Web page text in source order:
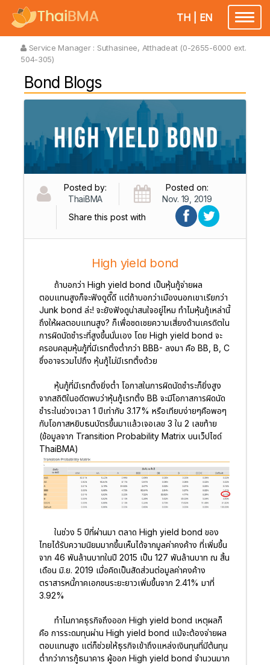
TH EN
Service Manager : Suthasinee, Atthadeat (0-2655-6000 ext.
504-305)
Bond Blogs
Posted by:
ThaiBMA
Posted on:
Nov. 19, 2019
Share this post with
High yield bond
ถ้าบอกว่า High yield bond เป็นหุ้นกู้จ่ายผล
ตอบแทนสูงก็จะฟังดูดี๊ดี แต่ถ้าบอกว่าเมืองนอกเขาเรียกว่า
Junk bond ล่ะ! จะยังฟังดูน่าสนใจอยู่ไหม ทำไมหุ้นกู้เหล่านี้
ถึงให้ผลตอบแทนสูง? ก็เพื่อชดเชยความเสี่ยงด้านเครดิตใน
การผิดนัดชำระที่สูงขึ้นนั่นเอง โดย High yield bond จะ
ครอบคลุมหุ้นกู้ที่มีเรทติ้งต่ำกว่า BBB- ลงมา คือ BB, B, C
ซึ่งอาจรวมไปถึง หุ้นกู้ไม่มีเรทติ้งด้วย
หุ้นกู้ที่มีเรทติ้งยิ่งต่ำ โอกาสในการผิดนัดชำระก็ยิ่งสูง
จากสถิติในอดีตพบว่าหุ้นกู้เรทติ้ง BB จะมีโอกาสการผิดนัด
ชำระในช่วงเวลา 1 ปีเท่ากับ 3.17% หรือเทียบง่ายๆคือพอๆ
กับโอกาสหยิบธนบัตรขึ้นมาแล้วเจอเลข 3 ใน 2 เลขท้าย
(ข้อมูลจาก Transition Probability Matrix บนเว็ปไซด์
ThaiBMA)
ในช่วง 5 ปีที่ผ่านมา ตลาด High yield bond ของ
ไทยได้รับความนิยมมากขึ้นเห็นได้จากมูลค่าคงค้าง ที่เพิ่มขึ้น
จาก 46 พันล้านบาทในปี 2015 เป็น 127 พันล้านบาท ณ สิ้น
เดือน มิ.ย. 2019 เมื่อคิดเป็นสัดส่วนต่อมูลค่าคงค้าง
ตราสารหนี้ภาคเอกชนระยะยาวเพิ่มขึ้นจาก 2.41% มาที่
3.92%
ทำไมภาคธุรกิจถึงออก High yield bond เหตุผลก็
คือ การระดมทุนผ่าน High yield bond แม้จะต้องจ่ายผล
ตอบแทนสูง แต่ก็ช่วยให้ธุรกิจเข้าถึงแหล่งเงินทุนที่มีต้นทุน
ต่ำกว่าการกู้ธนาคาร ผู้ออก High yield bond จำนวนมาก